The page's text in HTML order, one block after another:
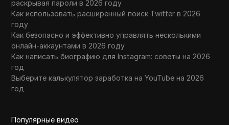
раскрывая пароли в 2026 году
Как использовать расширенный поиск Twitter в 2026
году
Как безопасно и эффективно управлять несколькими
онлайн-аккаунтами в 2026 году
Как написать биографию для Instagram: советы на 2026
год
Выберите калькулятор заработка на YouTube на 2026
год
Популярные видео